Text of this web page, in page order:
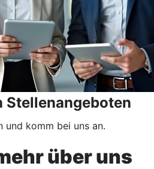
Stellenangeboten
und komm bei uns an.
über uns